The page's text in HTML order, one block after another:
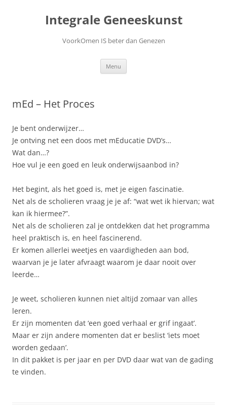
Integrale Geneeskunst
VoorkOmen IS beter dan Genezen
Menu
mEd – Het Proces
Je bent onderwijzer…
Je ontving net een doos met mEducatie DVD’s…
Wat dan…?
Hoe vul je een goed en leuk onderwijsaanbod in?
Het begint, als het goed is, met je eigen fascinatie.
Net als de scholieren vraag je je af: “wat wet ik hiervan; wat
kan ik hiermee?”.
Net als de scholieren zal je ontdekken dat het programma
heel praktisch is, en heel fascinerend.
Er komen allerlei weetjes en vaardigheden aan bod,
waarvan je je later afvraagt waarom je daar nooit over
leerde…
Je weet, scholieren kunnen niet altijd zomaar van alles
leren.
Er zijn momenten dat ‘een goed verhaal er grif ingaat’.
Maar er zijn andere momenten dat er beslist ‘iets moet
worden gedaan’.
In dit pakket is per jaar en per DVD daar wat van de gading
te vinden.